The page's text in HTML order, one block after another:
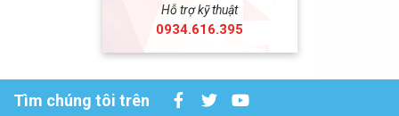
Hỗ trợ kỹ thuật
0934.616.395
Tìm chúng tôi trên